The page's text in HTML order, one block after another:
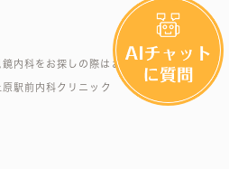
内科をお探しの際はお気軽にお問い合わ
駅前内科クリニック